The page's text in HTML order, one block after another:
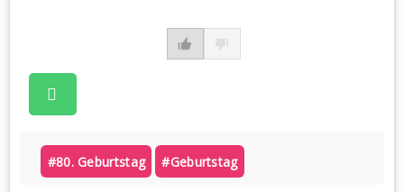
#80. Geburtstag #geburtstag